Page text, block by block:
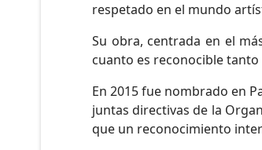
respetado en el mundo
Su obra, centrada en el
cuanto es reconocible
En 2015 fue nombrado en
juntas directivas de la
que un reconocimiento